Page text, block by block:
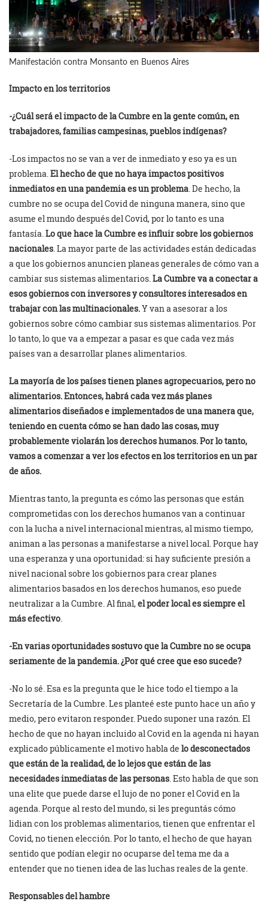
Manifestación contra Monsanto en Buenos Aires
Impacto en los territorios
-¿Cuál será el impacto de la Cumbre en la gente común, en
trabajadores, familias campesinas, pueblos indígenas?
-Los impactos no se van a ver de inmediato y eso ya es un
problema.El hecho de que no haya impactos positivos
inmediatos en una pandemia es un problema. De hecho, la
cumbre no se ocupa del Covid de ninguna manera, sino que
asume el mundo después del Covid, por lo tanto es una
fantasía.Lo que hace la Cumbre es influir sobre los gobiernos
nacionales. La mayor parte de las actividades están dedicadas
a que los gobiernos anuncien planeas generales de cómo van a
cambiar sus sistemas alimentarios.La Cumbre va a conectar a
esos gobiernos con inversores y consultores interesados en
trabajar con las multinacionales.Y van a asesorar a los
gobiernos sobre cómo cambiar sus sistemas alimentarios. Por
lo tanto, lo que va a empezar a pasar es que cada vez más
países van a desarrollar planes alimentarios.
La mayoría de los países tienen planes agropecuarios, pero no
alimentarios. Entonces, habrá cada vez más planes
alimentarios diseñados e implementados de una manera que,
teniendo en cuenta cómo se han dado las cosas, muy
probablemente violarán los derechos humanos. Por lo tanto,
vamos a comenzar a ver los efectos en los territorios en un par
de años.
Mientras tanto, la pregunta es cómo las personas que están
comprometidas con los derechos humanos van a continuar
con la lucha a nivel internacional mientras, al mismo tiempo,
animan a las personas a manifestarse a nivel local. Porque hay
una esperanza y una oportunidad: si hay suficiente presión a
nivel nacional sobre los gobiernos para crear planes
alimentarios basados en los derechos humanos, eso puede
neutralizar a la Cumbre. Al final,el poder local es siempre el
más efectivo.
-En varias oportunidades sostuvo que la Cumbre no se ocupa
seriamente de la pandemia. ¿Por qué cree que eso sucede?
-No lo sé. Esa es la pregunta que le hice todo el tiempo a la
Secretaría de la Cumbre. Les planteé este punto hace un año y
medio, pero evitaron responder. Puedo suponer una razón. El
hecho de que no hayan incluido al Covid en la agenda ni hayan
explicado públicamente el motivo habla de lo desconectados
que están de la realidad, de lo lejos que están de las
necesidades inmediatas de las personas. Esto habla de que son
una elite que puede darse el lujo de no poner el Covid en la
agenda. Porque al resto del mundo, si les preguntás cómo
lidian con los problemas alimentarios, tienen que enfrentar el
Covid, no tienen elección. Por lo tanto, el hecho de que hayan
sentido que podían elegir no ocuparse del tema me da a
entender que no tienen idea de las luchas reales de la gente.
Responsables del hambre